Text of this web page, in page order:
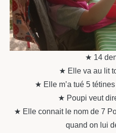
★ 14
★ Elle va au lit
★ Elle m’a tué 5
★ Poupi veut
★ Elle connait le nom de 7
quand on lui